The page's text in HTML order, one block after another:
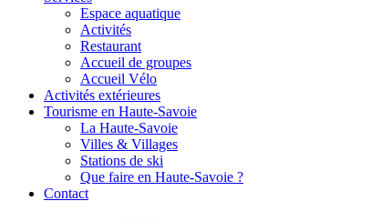
Espace aquatique
Activités
Restaurant
Accueil de groupes
Accueil Vélo
Activités extérieures
Tourisme en Haute-Savoie
La Haute-Savoie
Villes & Villages
Stations de ski
Que faire en Haute-Savoie ?
Contact